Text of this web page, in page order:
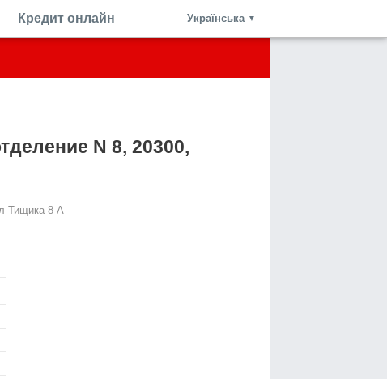
Кредит онлайн Українська ▼
N 8, 20300,
Тищика 8 А